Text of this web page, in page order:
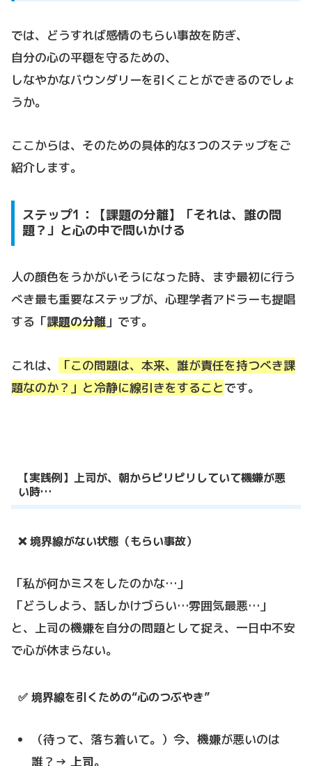
では、どうすれば感情のもらい事故を防ぎ、
自分の心の平穏を守るための、
しなやかなバウンダリーを引くことができるのでしょ
うか。
ここからは、そのための具体的な3つのステップをご
紹介します。
ステップ1：【課題の分離】「それは、誰の問
題？」と心の中で問いかける
人の顔色をうかがいそうになった時、まず最初に行う
べき最も重要なステップが、心理学者アドラーも提唱
する「課題の分離 」です。
これは、
「この問題は、本来、誰が責任を持つべき課
題なのか？」と冷静に線引きをすることです。
【実践例】上司が、朝からピリピリしていて機嫌が悪
い時…
❌ 境界線がない状態（もらい事故）
「私が何かミスをしたのかな…」
「どうしよう、話しかけづらい…雰囲気最悪…」
と、上司の機嫌を自分の問題として捉え、一日中不安
で心が休まらない。
✅ 境界線を引くための“心のつぶやき”
（待って、落ち着いて。）今、機嫌が悪いのは
誰？→上司。